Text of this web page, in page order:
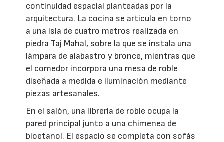
continuidad espacial planteadas por la
arquitectura. La cocina se articula en torno
a una isla de cuatro metros realizada en
piedra Taj Mahal, sobre la que se instala una
lámpara de alabastro y bronce, mientras que
el comedor incorpora una mesa de roble
diseñada a medida e iluminación mediante
piezas artesanales.
En el salón, una librería de roble ocupa la
pared principal junto a una chimenea de
bioetanol. El espacio se completa con sofás